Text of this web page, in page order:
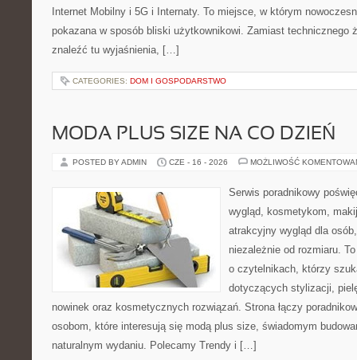
Internet Mobilny i 5G i Internaty. To miejsce, w którym
pokazana w sposób bliski użytkownikowi. Zamiast technicznego
znaleźć tu wyjaśnienia, […]
CATEGORIES: DOM I GOSPODARSTWO
MODA PLUS SIZE NA CO DZIEŃ
POSTED BY ADMIN CZE - 16 - 2026 MOŻLIWOŚĆ
Serwis poradnikowy
wygląd, kosmetykom,
atrakcyjny wygląd dla
niezależnie od rozmiaru.
o czytelnikach, którzy
dotyczących stylizacji,
nowinek oraz kosmetycznych rozwiązań. Strona łączy
osobom, które interesują się modą plus size, świadomym
naturalnym wydaniu. Polecamy Trendy i […]